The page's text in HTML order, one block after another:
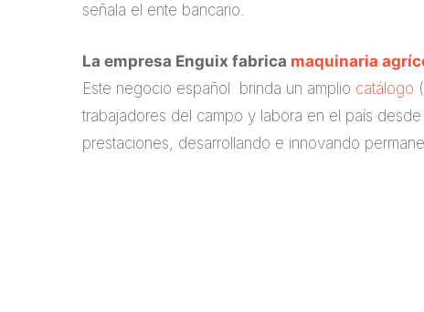
señala el ente bancario.
La empresa Enguix fabrica maquinaria
Este negocio español brinda un amplio catálogo
trabajadores del campo y labora en el país
prestaciones, desarrollando e innovando